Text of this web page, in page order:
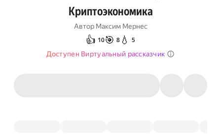
Криптоэкономика
Автор Максим Мернес
👍 10🎯 8 💧 5
Доступен Виртуальный рассказчик